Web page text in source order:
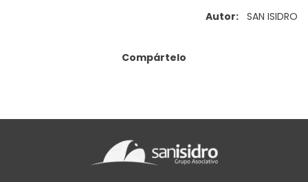
Autor: SAN ISIDRO
Compártelo